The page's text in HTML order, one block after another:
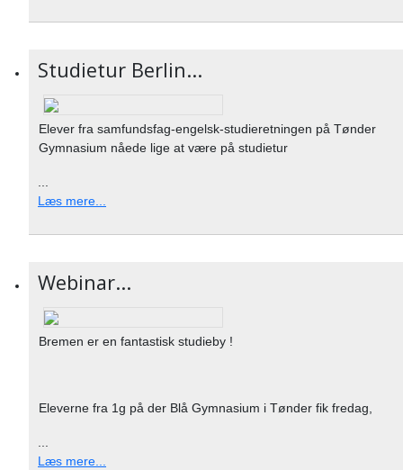
Studietur Berlin...
Elever fra samfundsfag-engelsk-studieretningen på Tønder
Gymnasium nåede lige at være på studietur
Læs mere...
Webinar...
Bremen er en fantastisk studieby !
Eleverne fra 1g på der Blå Gymnasium i Tønder fik fredag,
Læs mere...